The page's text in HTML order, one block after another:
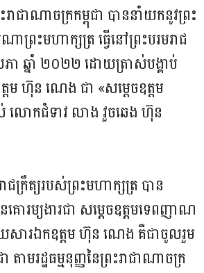
រាជាណាចក្រកម្ពុជា បាននាំយកនូវព្រះ
ាព្រះមហាក្សត្រ ធ្វើនៅព្រះបរមរាជ
ភា ឆ្នាំ ២០២២ ដោយត្រាស់បង្គាប់
តម ហ៊ុន ណេង ជា «សម្ដេចឧត្ដម
ោកជំទាវ លាង វួចឆេង ហ៊ុន
ាជក្រឹត្យរបស់ព្រះមហាក្សត្រ បាន
គោរម្យងារជា សម្តេចឧត្តមទេពញាណ
សារឯកឧត្តម ហ៊ុន ណេង គឺជាចូលរួម
តាមរដ្ឋធម្មនុញ្ញនៃព្រះរាជាណាចក្រ